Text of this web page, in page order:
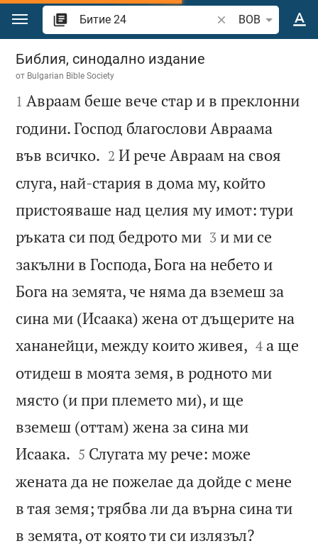
Преминете към съдържанието
Търсете стих или
BOB
Битие 24
Библия, синодално издание
от Bulgarian Bible Society

1 Авраам беше вече стар и в преклонни
години. Господ благослови Авраама
във всичко. 

2 И рече Авраам на своя
слуга, най-стария в дома му, който
пристояваше над целия му имот: тури
ръката си под бедрото ми
3 и ми се
закълни в Господа, Бога на небето и
Бога на земята, че няма да вземеш за
сина ми (Исаака) жена от дъщерите на
хананейци, между които живея, 

4 а ще
отидеш в моята земя, в родното ми
място (и при племето ми), и ще
вземеш (оттам) жена за сина ми
Исаака. 

5 Слугата му рече: може
жената да не пожелае да дойде с мене
в тая земя; трябва ли да върна сина ти
в земята, от която ти си излязъл?